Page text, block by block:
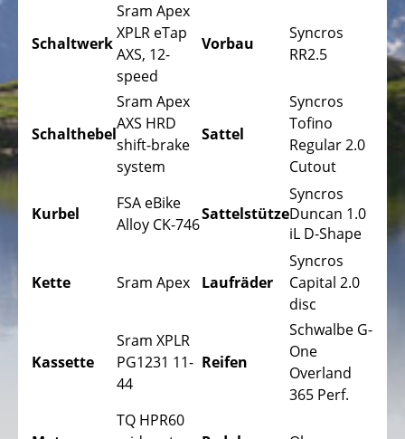
Offroad
Trekking
Fahrräder
Stadtfahrräder
Faltfahrräder
Tandem
Fahrräder
Liegeräder,
Dreiräder
Liegeräder,
ELEKTROFAHRRAD
Schaltwerk
Sram Apex
XPLR eTap
AXS, 12-
speed
Vorbau
Syncros
RR2.5
Schalthebel
Sram Apex
AXS HRD
shift-brake
system
Sattel
Syncros
Tofino
Regular 2.0
Cutout
Kurbel
FSA eBike
Alloy CK-746
Sattelstütze
Syncros
Duncan 1.0
iL D-Shape
Kette Sram Apex Laufräder
Syncros
Capital 2.0
disc
Kassette
Sram XPLR
PG1231 11-
44
Reifen
Schwalbe G-
One
Overland
365 Perf.
TQ HPR60